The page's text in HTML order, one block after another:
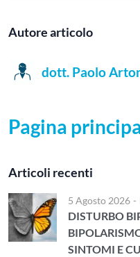
Autore articolo
dott. Paolo
Pagina
Articoli recenti
5 Agosto 2026 -
DISTURBO
SINTOMI E